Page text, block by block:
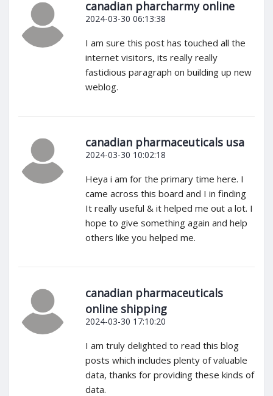
canadian pharcharmy online
2024-03-30 06:13:38
I am sure this post has touched all the
internet visitors, its really really
fastidious paragraph on building up new
weblog.
canadian pharmaceuticals usa
2024-03-30 10:02:18
Heya i am for the primary time here. I
came across this board and I in finding
It really useful & it helped me out a lot. I
hope to give something again and help
others like you helped me.
canadian pharmaceuticals
online shipping
2024-03-30 17:10:20
I am truly delighted to read this blog
posts which includes plenty of valuable
data, thanks for providing these kinds of
data.